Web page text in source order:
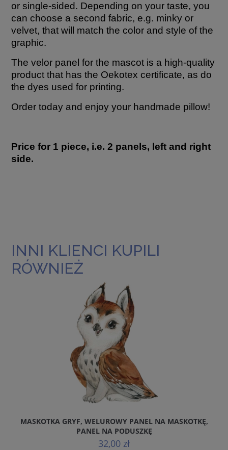
or single-sided. Depending on your taste, you
can choose a second fabric, e.g. minky or
velvet, that will match the color and style of the
graphic.
The velor panel for the mascot is a high-quality
product that has the Oekotex certificate, as do
the dyes used for printing.
Order today and enjoy your handmade pillow!
Price for 1 piece, i.e. 2 panels, left and right
side.
INNI KLIENCI KUPILI
RÓWNIEŻ
MASKOTKA GRYF, WELUROWY PANEL NA MASKOTKĘ,
PANEL NA PODUSZKĘ
32,00 zł